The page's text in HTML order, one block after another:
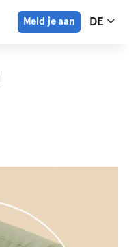
Meld je aan DE